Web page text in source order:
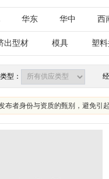
华东 华中 西
内蒙古
云南 西藏 陕
出型材 模具 塑
型：
布者身份与资质的甄别，避免引